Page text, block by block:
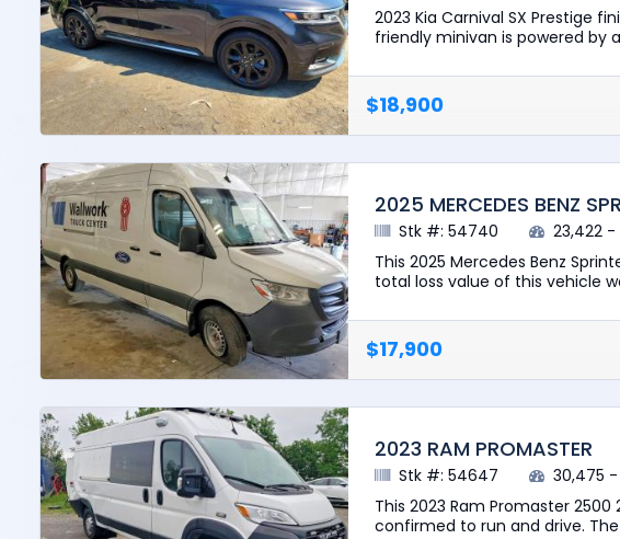
2023 Kia Carnival SX Prestige
friendly minivan is powered by
$18,900
2025 MERCEDES BENZ
Stk #: 54740 23,422
This 2025 Mercedes Benz
total loss value of this vehicle
$17,900
2023 RAM PROMASTER
Stk #: 54647 30,475
This 2023 Ram Promaster
confirmed to run and drive.